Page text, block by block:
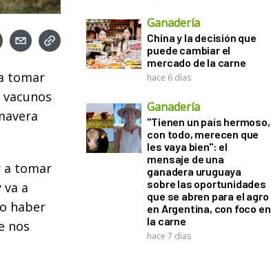
tomar
a tomar
a
haber
nos
Ganadería
China y la decisión que
puede cambiar el
mercado de la carne
hace 6 días
Ganadería
"Tienen un país hermoso,
con todo, merecen que
les vaya bien": el
mensaje de una
ganadera uruguaya
sobre las oportunidades
que se abren para el agro
en Argentina, con foco en
la carne
hace 7 días